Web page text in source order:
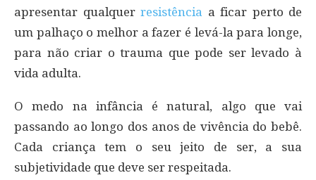
apresentar qualquer resistência a ficar perto de
um palhaço o melhor a fazer é levá-la para longe,
para não criar o trauma que pode ser levado à
vida adulta.
O medo na infância é natural, algo que vai
passando ao longo dos anos de vivência do bebê.
Cada criança tem o seu jeito de ser, a sua
subjetividade que deve ser respeitada.